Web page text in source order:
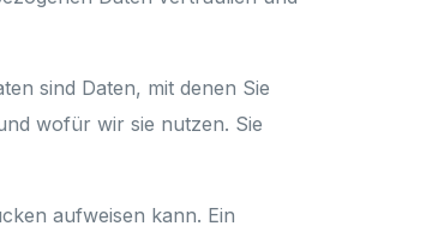
sind Daten, mit denen Sie
wofür wir sie nutzen. Sie
aufweisen kann. Ein